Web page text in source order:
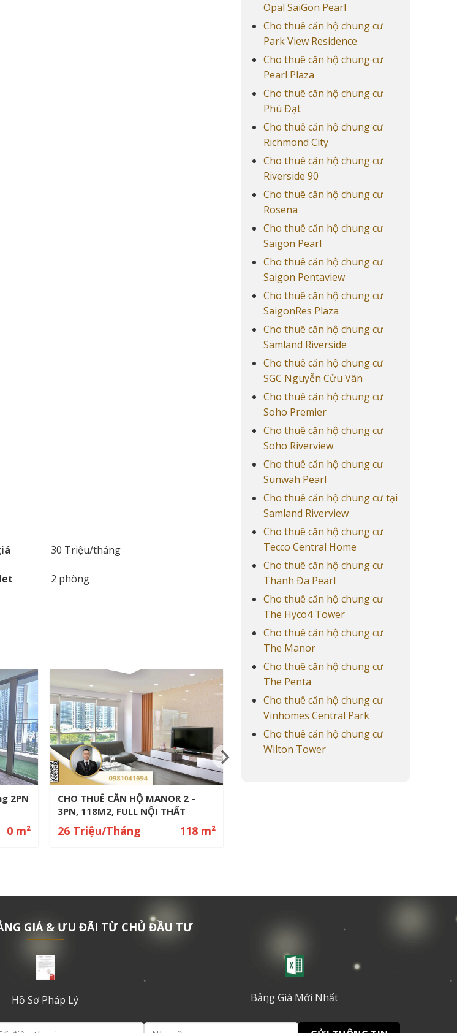
30 Triệu/tháng
2 phòng
4PN
0 m²
Cho thuê căn hộ City Garden 2PN
view sông, nội thất cao cấp
46.8 Triệu/Tháng 105 m²
Opal SaiGon Pearl
Cho thuê căn hộ chung cư
Park View Residence
Cho thuê căn hộ chung cư
Pearl Plaza
Cho thuê căn hộ chung cư
Phú Đạt
Cho thuê căn hộ chung cư
Richmond City
Cho thuê căn hộ chung cư
Riverside 90
Cho thuê căn hộ chung cư
Rosena
Cho thuê căn hộ chung cư
Saigon Pearl
Cho thuê căn hộ chung cư
Saigon Pentaview
Cho thuê căn hộ chung cư
SaigonRes Plaza
Cho thuê căn hộ chung cư
Samland Riverside
Cho thuê căn hộ chung cư
SGC Nguyễn Cửu Vân
Cho thuê căn hộ chung cư
Soho Premier
Cho thuê căn hộ chung cư
Soho Riverview
Cho thuê căn hộ chung cư
Sunwah Pearl
Cho thuê căn hộ chung cư tại
Samland Riverview
Cho thuê căn hộ chung cư
Tecco Central Home
Cho thuê căn hộ chung cư
Thanh Đa Pearl
Cho thuê căn hộ chung cư
The Hyco4 Tower
Cho thuê căn hộ chung cư
The Manor
Cho thuê căn hộ chung cư
The Penta
Cho thuê căn hộ chung cư
Vinhomes Central Park
Cho thuê căn hộ chung cư
Wilton Tower
GIÁ & ƯU ĐÃI TỪ CHỦ ĐẦU TƯ
Hồ Sơ Pháp Lý Bảng Giá Mới Nhất